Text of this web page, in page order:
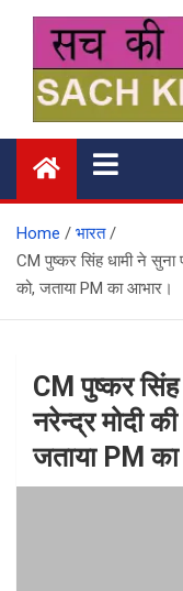
content
सच की
Home
भारत
CM पुष्कर सिंह धामी ने सुना
को, जताया PM का आभार।
CM पुष्कर सिंह
नरेन्द्र मोदी
जताया PM